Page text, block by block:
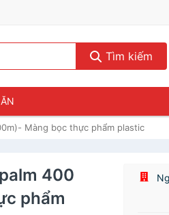
Tìm kiếm
Màng bọc thực phẩm plastic
400
phẩm